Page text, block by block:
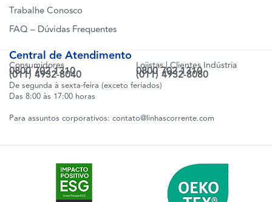
Trabalhe Conosco
FAQ – Dúvidas Frequentes
Central de Atendimento
Consumidores
0800 702 1310
(011) 4932-8040
Lojistas | Clientes Indústria
0800 702 1310
(011) 4932-8080
De segunda à sexta-feira (exceto feriados)
Das 8:00 às 17:00 horas
Para assuntos corporativos: contato@linhascorrente.com